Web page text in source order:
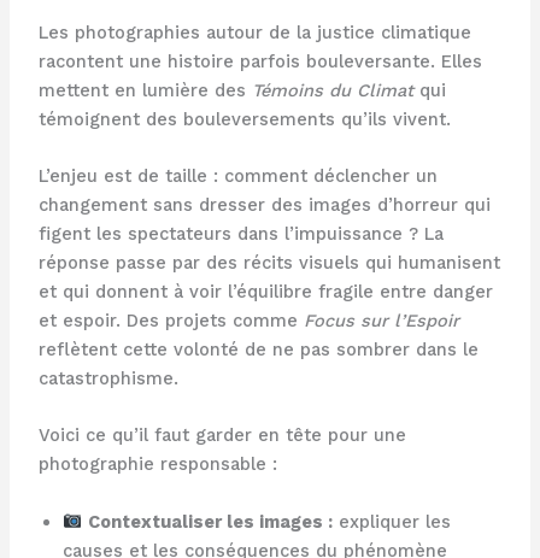
Les photographies autour de la justice climatique
racontent une histoire parfois bouleversante. Elles
mettent en lumière des Témoins du Climatqui
témoignent des bouleversements qu’ils vivent.
L’enjeu est de taille : comment déclencher un
changement sans dresser des images d’horreur qui
figent les spectateurs dans l’impuissance ? La
réponse passe par des récits visuels qui humanisent
et qui donnent à voir l’équilibre fragile entre danger
et espoir. Des projets comme Focus sur l’Espoir
reflètent cette volonté de ne pas sombrer dans le
catastrophisme.
Voici ce qu’il faut garder en tête pour une
photographie responsable :
Contextualiser les images : expliquer les
causes et les conséquences du phénomène